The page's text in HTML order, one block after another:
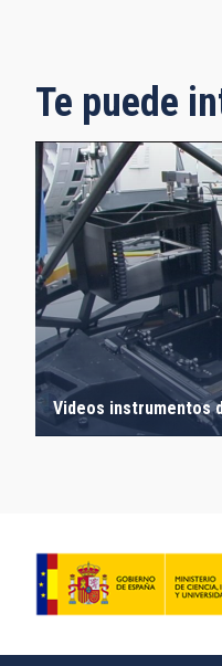
Te puede
Videos instrumentos